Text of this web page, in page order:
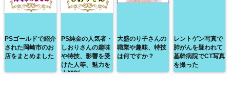
PSゴールドで紹介
された岡崎市のお
店をまとめました
PS純金の人気者・
しおりさんの趣味
や特技、影響を受
けた人等、魅力を
大解剖
大盛のり子さんの
職業や趣味、特技
は何ですか？
レントゲン写真で
肺がんを疑われて
基幹病院でCT写真
を撮った